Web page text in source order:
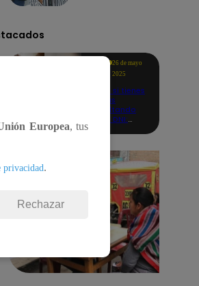
26 de mayo
2025
Revisa si tienes
deudas
consultando
con tu DNI:
aquí los
Europea, tus
privacidad.
Rechazar